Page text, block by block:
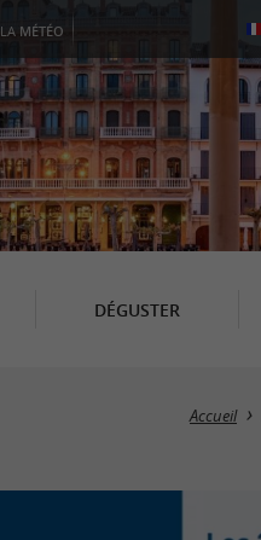
LA MÉTÉO
DÉGUSTER
Accueil